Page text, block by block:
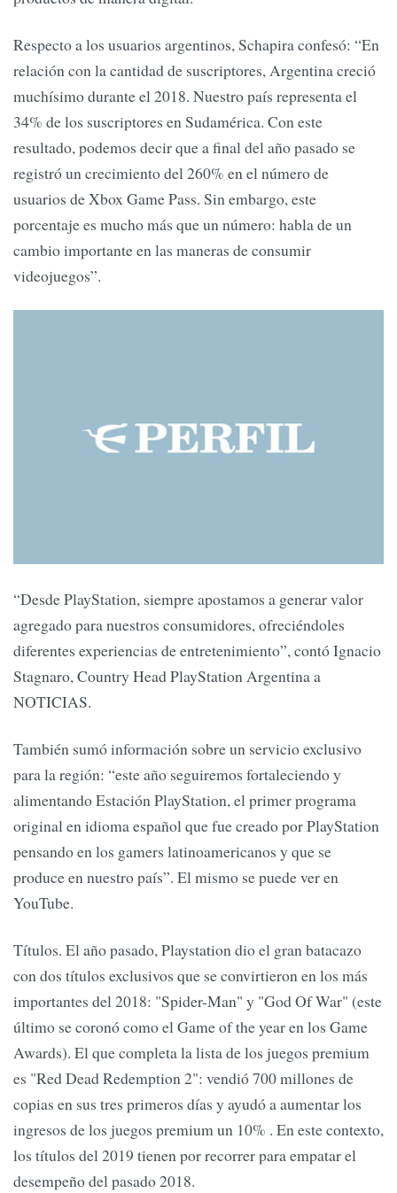
Respecto a los usuarios argentinos, Schapira confesó: “En
relación con la cantidad de suscriptores, Argentina creció
muchísimo durante el 2018. Nuestro país representa el
34% de los suscriptores en Sudamérica. Con este
resultado, podemos decir que a final del año pasado se
registró un crecimiento del 260% en el número de
usuarios de Xbox Game Pass. Sin embargo, este
porcentaje es mucho más que un número: habla de un
cambio importante en las maneras de consumir
videojuegos”.
“Desde PlayStation, siempre apostamos a generar valor
agregado para nuestros consumidores, ofreciéndoles
diferentes experiencias de entretenimiento”, contó Ignacio
Stagnaro, Country Head PlayStation Argentina a
NOTICIAS.
También sumó información sobre un servicio exclusivo
para la región: “este año seguiremos fortaleciendo y
alimentando Estación PlayStation, el primer programa
original en idioma español que fue creado por PlayStation
pensando en los gamers latinoamericanos y que se
produce en nuestro país”. El mismo se puede ver en
YouTube.
Títulos. El año pasado, Playstation dio el gran batacazo
con dos títulos exclusivos que se convirtieron en los más
importantes del 2018: "Spider-Man" y "God Of War" (este
último se coronó como el Game of the year en los Game
Awards). El que completa la lista de los juegos premium
es "Red Dead Redemption 2": vendió 700 millones de
copias en sus tres primeros días y ayudó a aumentar los
ingresos de los juegos premium un 10% . En este contexto,
los títulos del 2019 tienen por recorrer para empatar el
desempeño del pasado 2018.